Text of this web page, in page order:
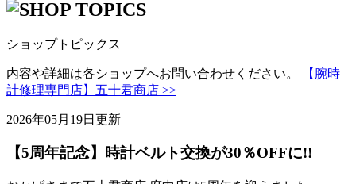
ショップトピックス
内容や詳細は各ショップへお問い合わせください。
【腕時
計修理専門店】五十君商店 >>
2026年05月19日更新
【5周年記念】時計ベルト交換が30％OFFに!!